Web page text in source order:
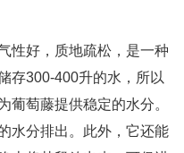
性好，质地疏松，是一种
存300-400升的水，所以
葡萄藤提供稳定的水分。
水分排出。此外，它还能